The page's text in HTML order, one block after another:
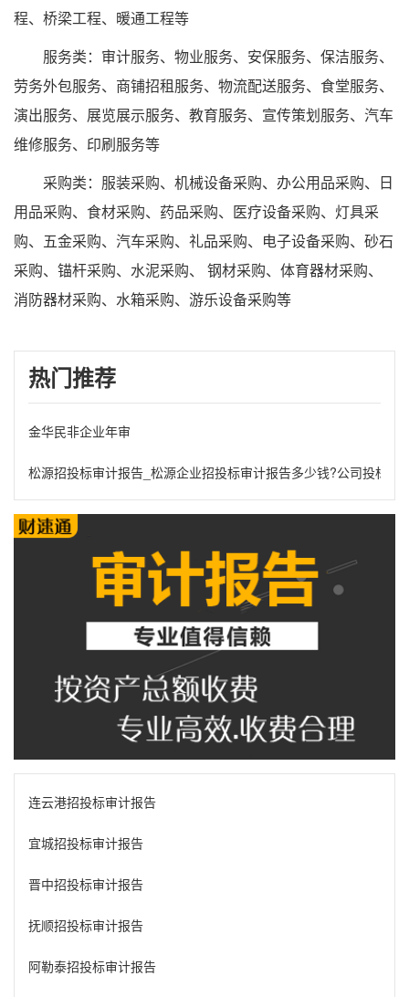
程、桥梁工程、暖通工程等
服务类：审计服务、物业服务、安保服务、保洁服务、
劳务外包服务、商铺招租服务、物流配送服务、食堂服务、
演出服务、展览展示服务、教育服务、宣传策划服务、汽车
维修服务、印刷服务等
采购类：服装采购、机械设备采购、办公用品采购、日
用品采购、食材采购、药品采购、医疗设备采购、灯具采
购、五金采购、汽车采购、礼品采购、电子设备采购、砂石
采购、锚杆采购、水泥采购、 钢材采购、体育器材采购、
消防器材采购、水箱采购、游乐设备采购等
热门推荐
金华民非企业年审
松源招投标审计报告_松源企业招投标审计报告多少钱?公司投标财
连云港招投标审计报告
宜城招投标审计报告
晋中招投标审计报告
抚顺招投标审计报告
阿勒泰招投标审计报告